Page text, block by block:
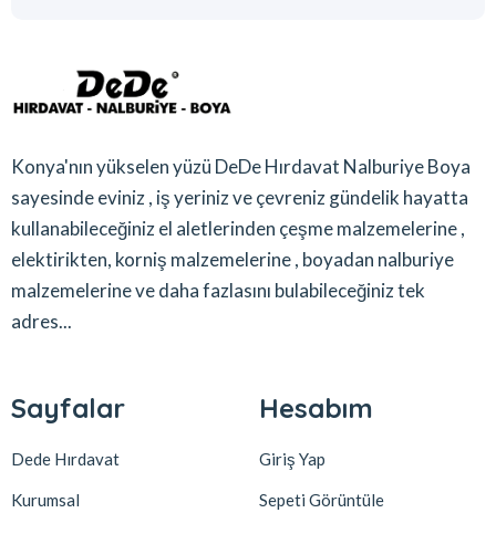
Konya'nın yükselen yüzü DeDe Hırdavat Nalburiye Boya
sayesinde eviniz , iş yeriniz ve çevreniz gündelik hayatta
kullanabileceğiniz el aletlerinden çeşme malzemelerine ,
elektirikten, korniş malzemelerine , boyadan nalburiye
malzemelerine ve daha fazlasını bulabileceğiniz tek
adres...
Sayfalar
Dede Hırdavat
Kurumsal
Hesabım
Giriş Yap
Sepeti Görüntüle